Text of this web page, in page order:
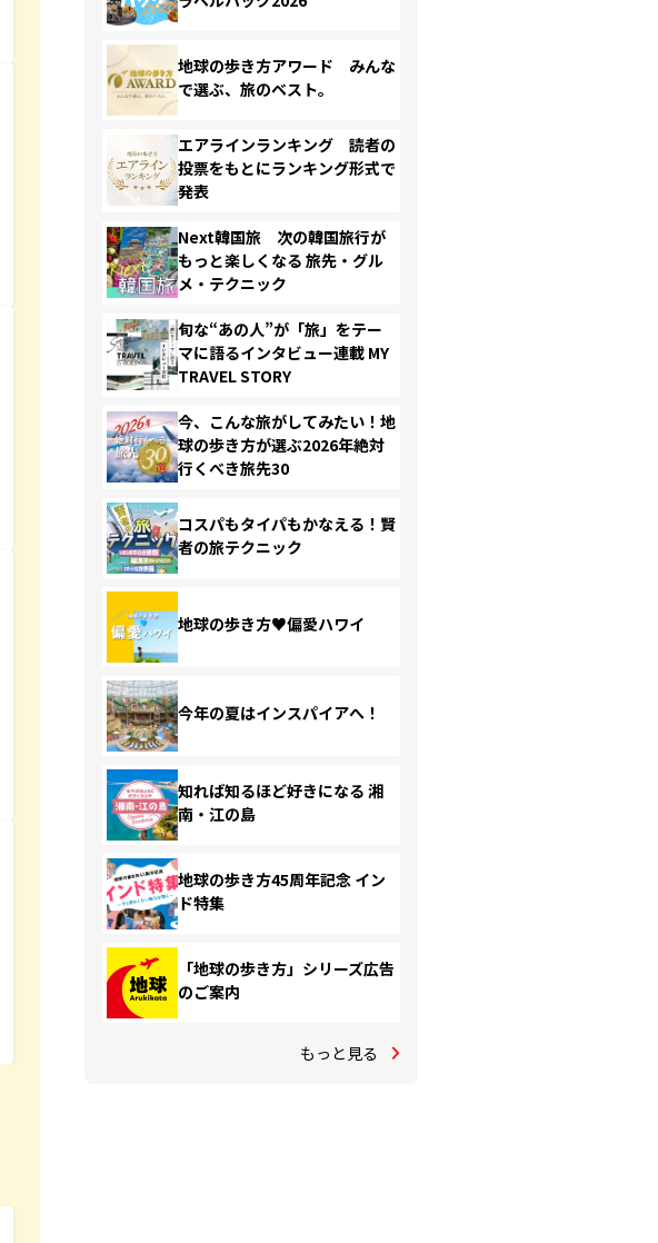
地球の歩き方アワード みんな
で選ぶ、旅のベスト。
エアラインランキング 読者の
投票をもとにランキング形式で
発表
Next韓国旅 次の韓国旅行が
もっと楽しくなる 旅先・グル
メ・テクニック
旬な“あの人”が「旅」をテー
マに語るインタビュー連載 MY
TRAVEL STORY
今、こんな旅がしてみたい！地
球の歩き方が選ぶ2026年絶対
行くべき旅先30
コスパもタイパもかなえる！賢
者の旅テクニック
地球の歩き方♥偏愛ハワイ
今年の夏はインスパイアへ！
知れば知るほど好きになる 湘
南・江の島
地球の歩き方45周年記念 イン
ド特集
「地球の歩き方」シリーズ広告
のご案内
もっと見る